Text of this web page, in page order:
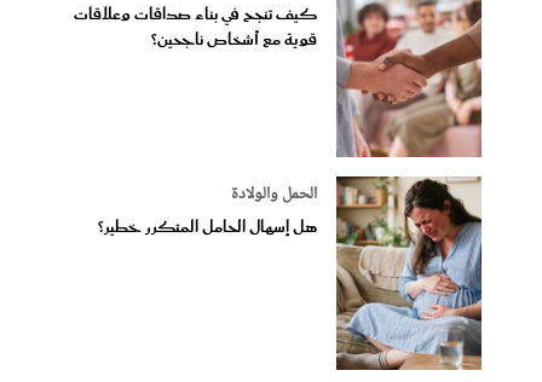
كيف تنجح في بناء صداقات وعلاقات
قوية مع أشخاص ناجحين؟
الحمل والولادة
هل إسهال الحامل المتكرر خطير؟